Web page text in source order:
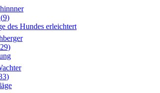
(9)
des Hundes erleichtert
29)
)